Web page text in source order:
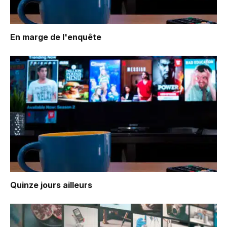
En marge de l'enquête
Quinze jours ailleurs